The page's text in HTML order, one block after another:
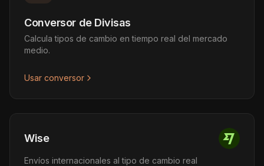
Conversor de Divisas
Calcula tipos de cambio en tiempo real del mercado
medio.
Usar conversor
Wise
Envíos internacionales al tipo de cambio real